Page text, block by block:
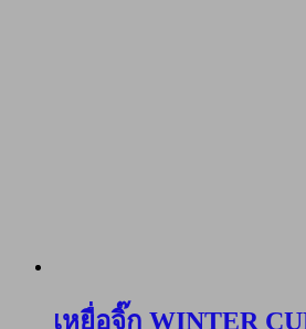
เหยื่อจิ๊ก WINTER